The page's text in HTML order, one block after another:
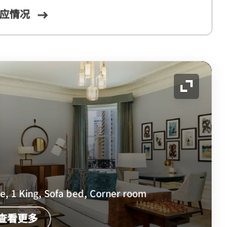
情况
展开
1 King, Sofa bed, Corner room
看更多